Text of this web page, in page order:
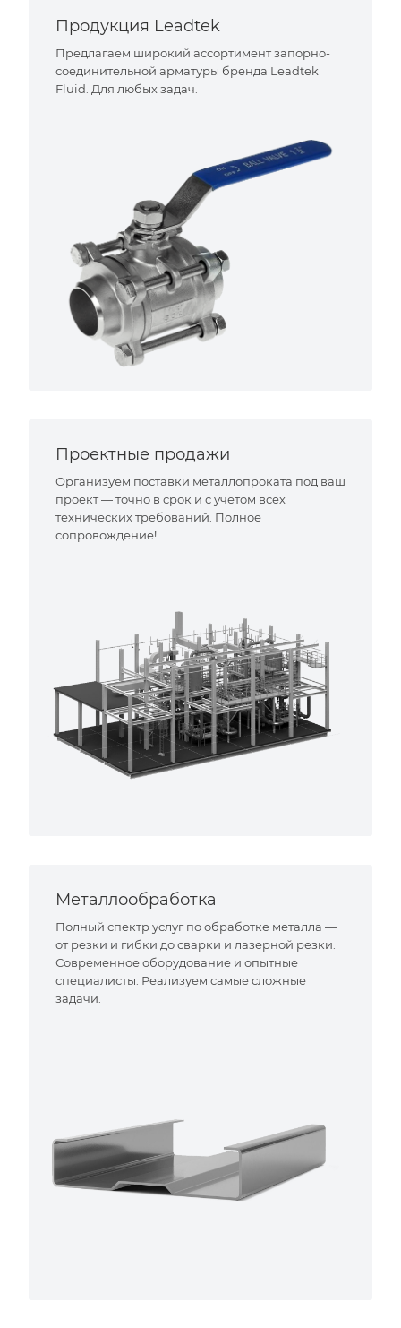
Продукция Leadtek
Предлагаем широкий ассортимент запорно-
соединительной арматуры бренда Leadtek
Fluid. Для любых задач.
Проектные продажи
Организуем поставки металлопроката под ваш
проект — точно в срок и с учётом всех
технических требований. Полное
сопровождение!
Металлообработка
Полный спектр услуг по обработке металла —
от резки и гибки до сварки и лазерной резки.
Современное оборудование и опытные
специалисты. Реализуем самые сложные
задачи.